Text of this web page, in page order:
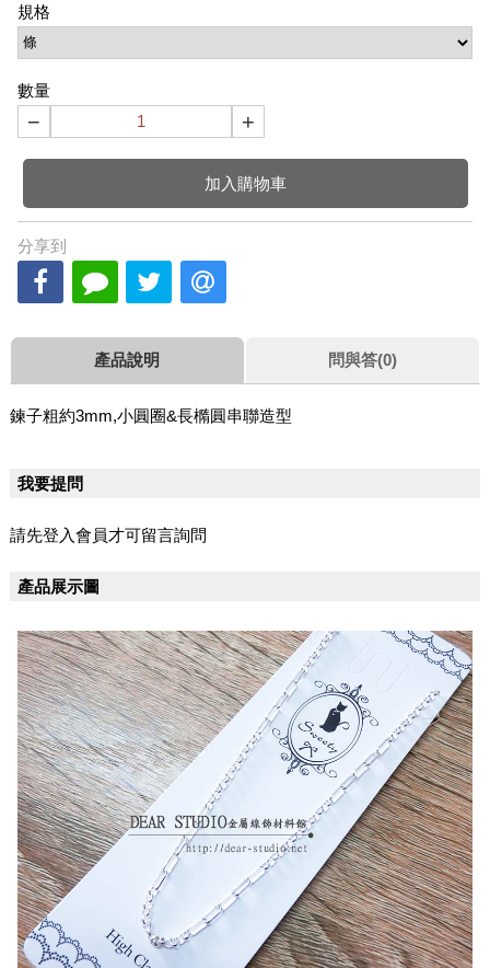
規格
數量
− +
加入購物車
分享到
產品說明 問與答(0)
鍊子粗約3mm,小圓圈&長橢圓串聯造型
我要提問
請先登入會員才可留言詢問
產品展示圖